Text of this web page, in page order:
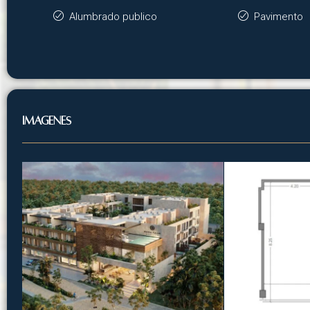
Alumbrado publico Pavimento
Imágenes